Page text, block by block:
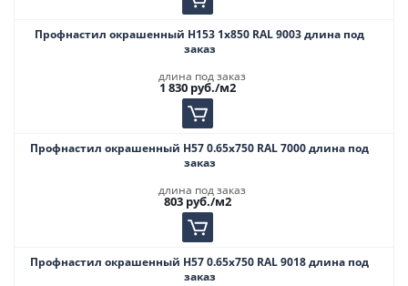
Профнастил окрашенный Н153 1х850 RAL 9003 длина под
заказ
длина под заказ
1 830руб./м2
Профнастил окрашенный Н57 0.65х750 RAL 7000 длина под
заказ
длина под заказ
803руб./м2
Профнастил окрашенный Н57 0.65х750 RAL 9018 длина под
заказ